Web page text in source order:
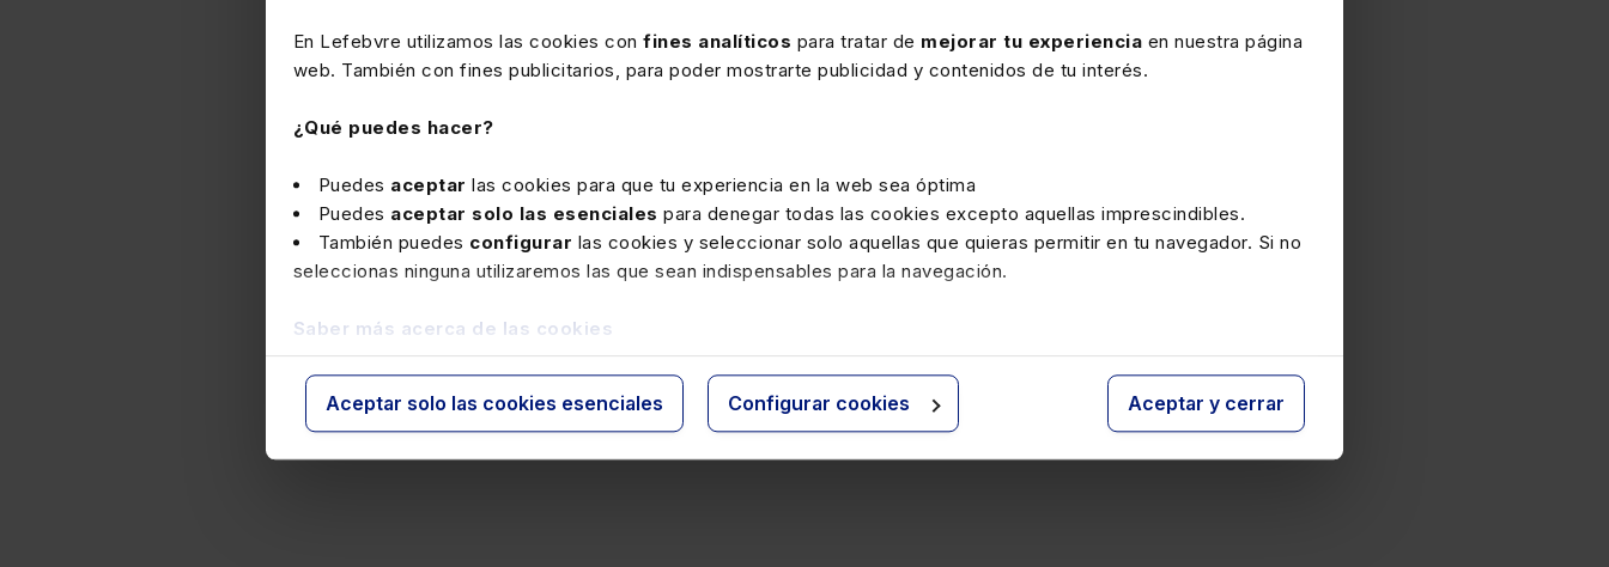
En Lefebvre utilizamos las cookies con fines analíticos para tratar de mejorar tu experiencia en nuestra página
web. También con fines publicitarios, para poder mostrarte publicidad y contenidos de tu interés.
¿Qué puedes hacer?
Puedes aceptar las cookies para que tu experiencia en la web sea óptima
Puedes aceptar solo las esenciales para denegar todas las cookies excepto aquellas imprescindibles.
También puedes configurar las cookies y seleccionar solo aquellas que quieras permitir en tu navegador. Si no
seleccionas ninguna utilizaremos las que sean indispensables para la navegación.
Saber más acerca de las cookies
Aceptar solo las cookies esenciales Configurar cookies Aceptar y cerrar